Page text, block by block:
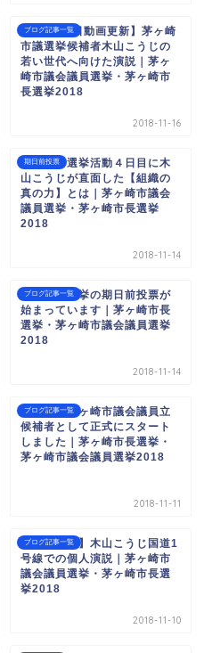
ブログ記事一覧
【11月16日動画更新】茅ヶ崎
市議選挙候補者木山こうじの
若い世代へ向けた演説｜茅ヶ
崎市議会議員選挙・茅ヶ崎市
長選挙2018
2018-11-16
期日前投票
【忍耐】選挙活動４日目に木
山こうじが直面した【組織の
真の力】とは｜茅ヶ崎市議会
議員選挙・茅ヶ崎市長選挙
2018
2018-11-14
ブログ記事一覧
茅ヶ崎市選挙の期日前投票が
始まっています｜茅ヶ崎市長
選挙・茅ヶ崎市議会議員選挙
2018
2018-11-14
ブログ記事一覧
【始動】茅ヶ崎市議会議員立
候補者として正式にスタート
しました｜茅ヶ崎市長選挙・
茅ヶ崎市議会議員選挙2018
2018-11-11
ブログ記事一覧
【動画更新】木山こうじ国道1
号線での個人演説｜茅ヶ崎市
議会議員選挙・茅ヶ崎市長選
挙2018
2018-11-10